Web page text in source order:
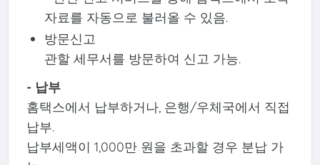
자료를 자동으로 불러올 수 있음.
방문신고
관할 세무서를 방문하여 신고 가능.
- 납부
홈택스에서 납부하거나, 은행/우체국에서 직접
납부.
납부세액이 1,000만 원을 초과할 경우 분납 가